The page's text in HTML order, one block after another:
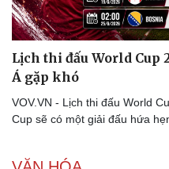
Lịch thi đấu World Cup
Á gặp khó
VOV.VN - Lịch thi đấu World
Cup sẽ có một giải đấu hứa